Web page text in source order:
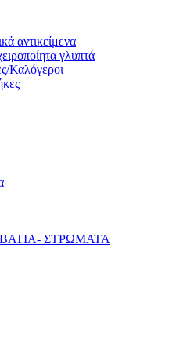
αντικείμενα
γλυπτά
Καλόγεροι
ΣΤΡΩΜΑΤΑ